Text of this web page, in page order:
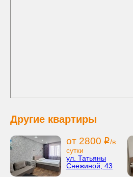
Другие квартиры
от 2800 i/в
сутки
ул. Татьяны
Снежиной, 43